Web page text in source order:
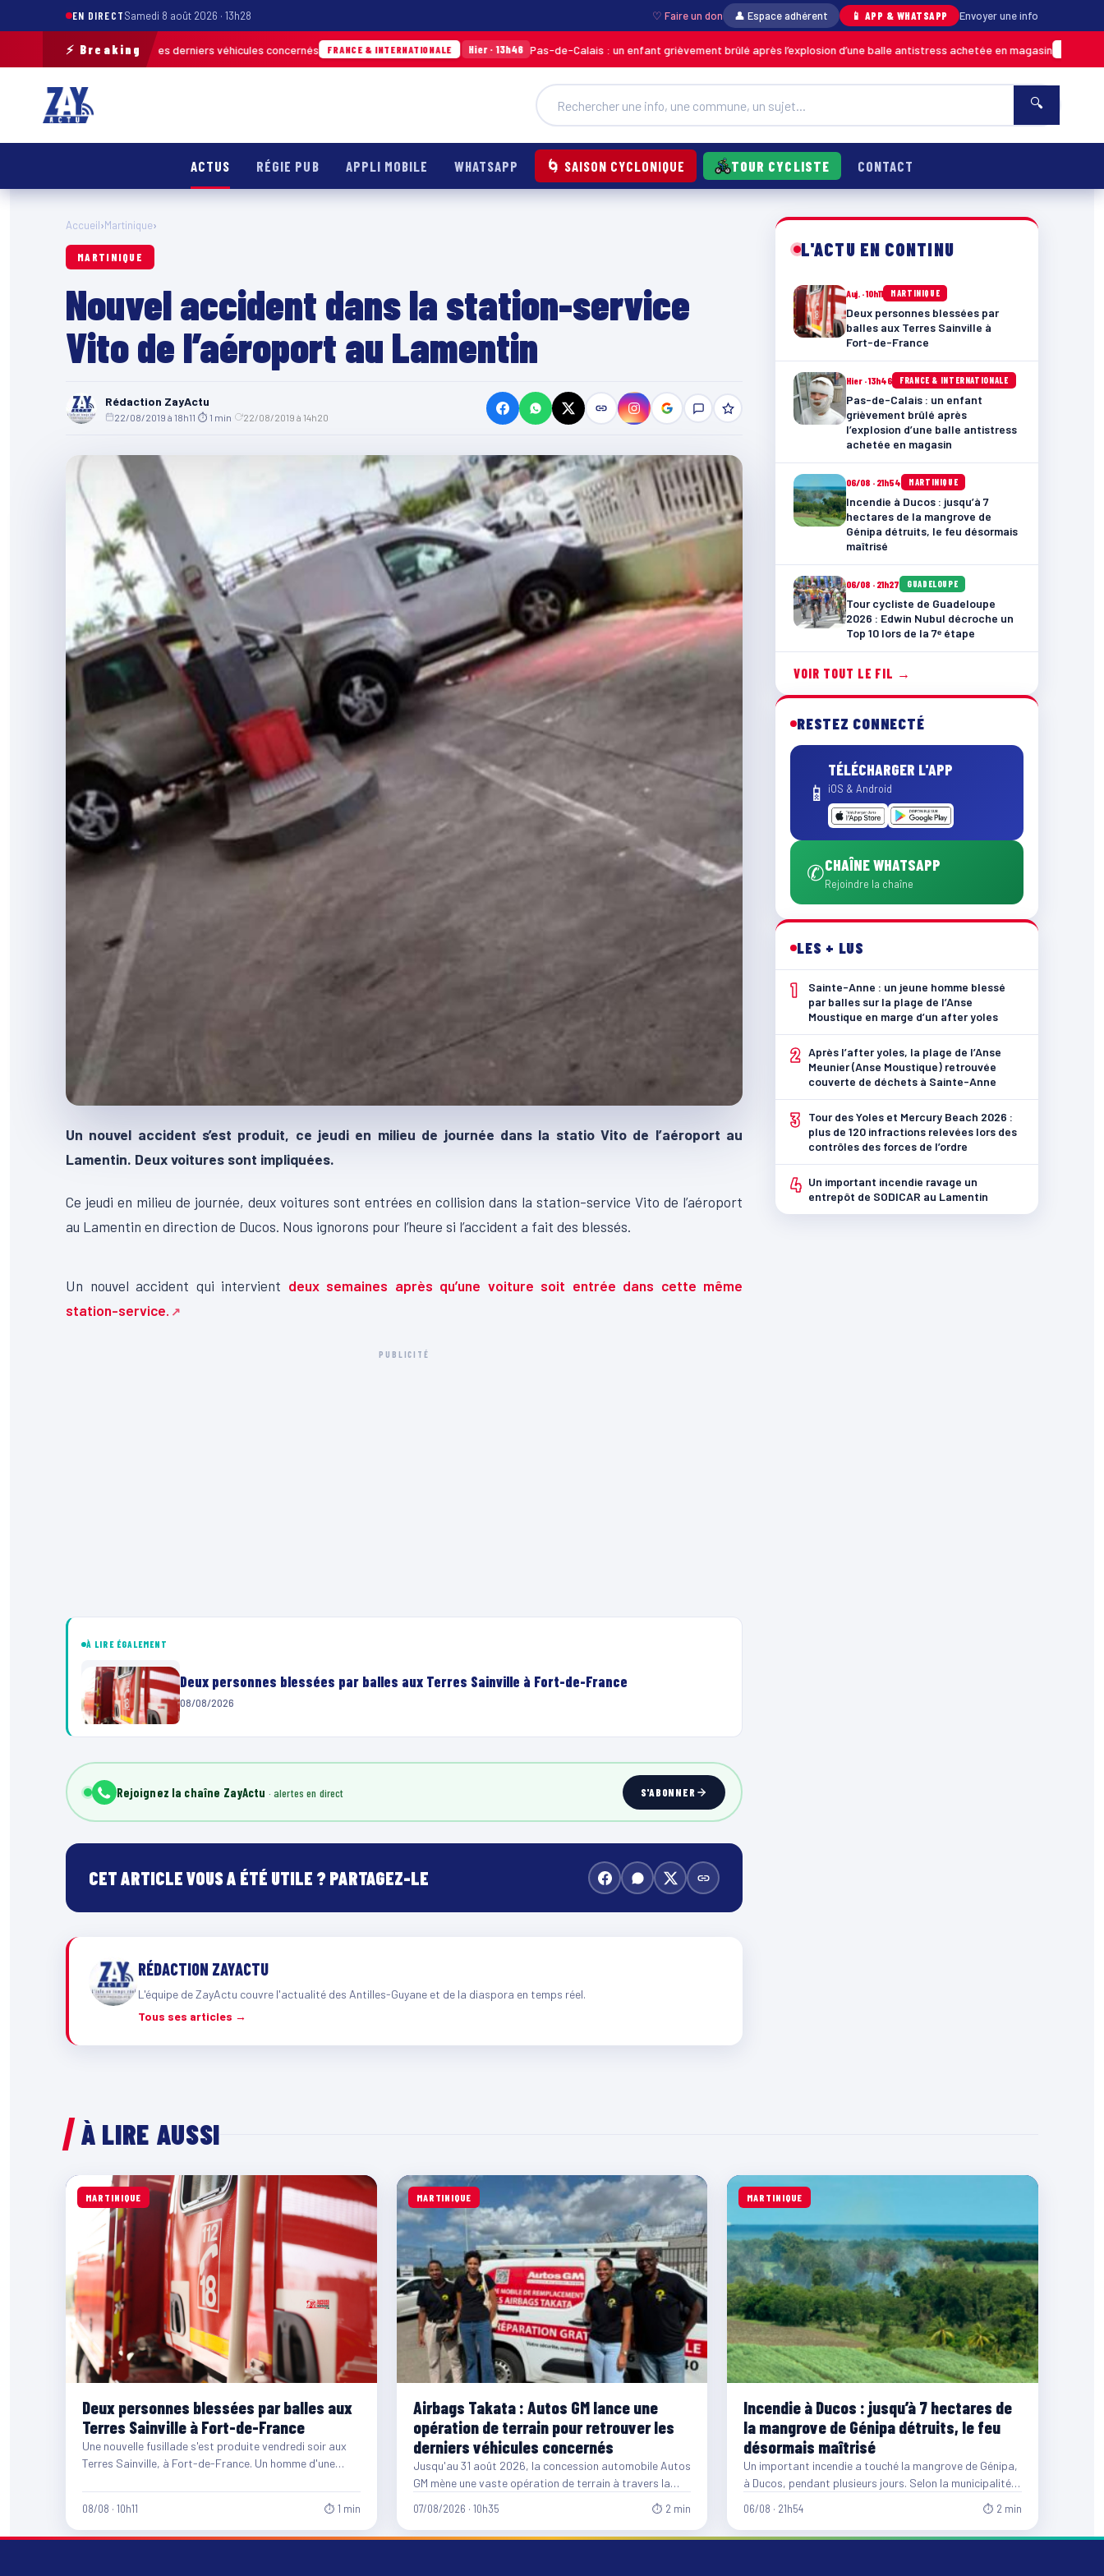
EN DIRECTSamedi 8 août 2026 · 13h28 ♡ Faire un don 👤 Espace adhérent 📱 APP & WHATSAPP Envoyer une info
⚡ Breaking
pour retrouver les derniers véhicules concernés FRANCE & INTERNATIONALE Hier · 13h46 Pas-de-Calais : un enfant grièvement brûlé après l’explosion d’une balle antistress achetée en magasin MARTINIQUE
🔍
ACTUS RÉGIE PUB APPLI MOBILE WHATSAPP 🌀 SAISON CYCLONIQUE TOUR CYCLISTE CONTACT
Accueil›Martinique›
MARTINIQUE
Nouvel accident dans la station-service
Vito de l’aéroport au Lamentin
Rédaction ZayActu
22/08/2019 à 18h11 ⏱ 1 min 22/08/2019 à 14h20
Un nouvel accident s’est produit, ce jeudi en milieu de journée dans la statio Vito de l’aéroport au
Lamentin. Deux voitures sont impliquées.
Ce jeudi en milieu de journée, deux voitures sont entrées en collision dans la station-service Vito de l’aéroport
au Lamentin en direction de Ducos. Nous ignorons pour l’heure si l’accident a fait des blessés.
vidéo
Un nouvel accident qui intervient deux semaines après qu’une voiture soit entrée dans cette même
station-service.
PUBLICITÉ
À LIRE ÉGALEMENT
Deux personnes blessées par balles aux Terres Sainville à Fort-de-France
08/08/2026
Rejoignez la chaîne ZayActu S'ABONNER
CET ARTICLE VOUS A ÉTÉ UTILE ? PARTAGEZ-LE
RÉDACTION ZAYACTU
L'équipe de ZayActu couvre l'actualité des Antilles-Guyane et de la diaspora en temps réel.
Tous ses articles →
L'ACTU EN CONTINU
Auj. · 10h11 MARTINIQUE
Deux personnes blessées par
balles aux Terres Sainville à
Fort-de-France
Hier · 13h46 FRANCE & INTERNATIONALE
Pas-de-Calais : un enfant
grièvement brûlé après
l’explosion d’une balle antistress
achetée en magasin
06/08 · 21h54 MARTINIQUE
Incendie à Ducos : jusqu’à 7
hectares de la mangrove de
Génipa détruits, le feu désormais
maîtrisé
06/08 · 21h27 GUADELOUPE
Tour cycliste de Guadeloupe
2026 : Edwin Nubul décroche un
Top 10 lors de la 7ᵉ étape
VOIR TOUT LE FIL →
RESTEZ CONNECTÉ
📱
TÉLÉCHARGER L'APP
iOS & Android
✆CHAÎNE WHATSAPP
Rejoindre la chaîne
LES + LUS
1
Sainte-Anne : un jeune homme blessé
par balles sur la plage de l’Anse
Moustique en marge d’un after yoles
2 Après l’after yoles, la plage de l’Anse
Meunier (Anse Moustique) retrouvée
couverte de déchets à Sainte-Anne
3
Tour des Yoles et Mercury Beach 2026 :
plus de 120 infractions relevées lors des
contrôles des forces de l’ordre
4 Un important incendie ravage un
entrepôt de SODICAR au Lamentin
À LIRE AUSSI
MARTINIQUE
Deux personnes blessées par balles aux
Terres Sainville à Fort-de-France
Une nouvelle fusillade s'est produite vendredi soir aux
Terres Sainville, à Fort-de-France. Un homme d'une
08/08 · 10h11 ⏱ 1 min
MARTINIQUE
Airbags Takata : Autos GM lance une
opération de terrain pour retrouver les
derniers véhicules concernés
Jusqu'au 31 août 2026, la concession automobile Autos
GM mène une vaste opération de terrain à travers la…
07/08/2026 · 10h35 ⏱ 2 min
MARTINIQUE
Incendie à Ducos : jusqu’à 7 hectares de
la mangrove de Génipa détruits, le feu
désormais maîtrisé
Un important incendie a touché la mangrove de Génipa,
à Ducos, pendant plusieurs jours. Selon la municipalité,
06/08 · 21h54 ⏱ 2 min